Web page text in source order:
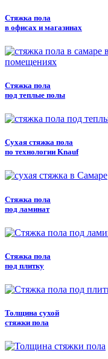
Стяжка пола
в офисах и магазинах
Стяжка пола
под теплые полы
Сухая стяжка пола
по технологии Knauf
Стяжка пола
под ламинат
Стяжка пола
под плитку
Толщина сухой
стяжки пола